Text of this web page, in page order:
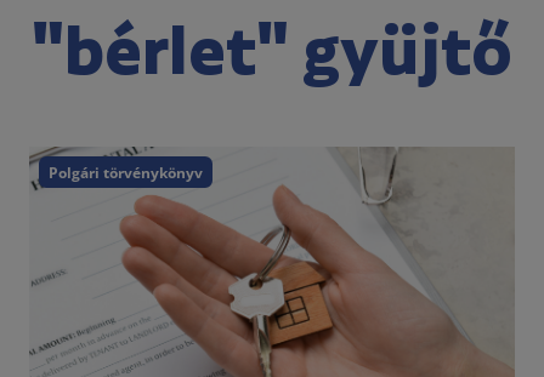
"bérlet" gyüjtő
Polgári törvénykönyv